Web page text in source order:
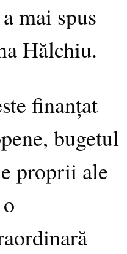
mai spus
Hălchiu.
finanțat
bugetul
proprii ale